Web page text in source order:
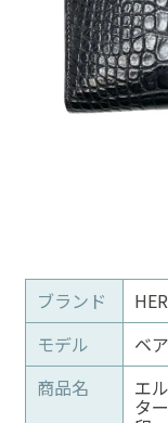
ブランド
モデル
ベ
商品名
エ
タ